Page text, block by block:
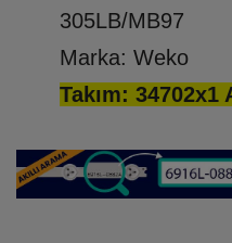
305LB/MB97
Marka: Weko
Takım: 34702x1